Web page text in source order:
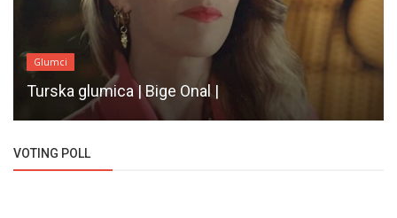
Glumci
Turska glumica | Bige Onal |
VOTING POLL